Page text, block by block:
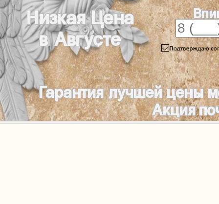
Низкая Цена
в Августе
Гарантия лучшей цены
Акция